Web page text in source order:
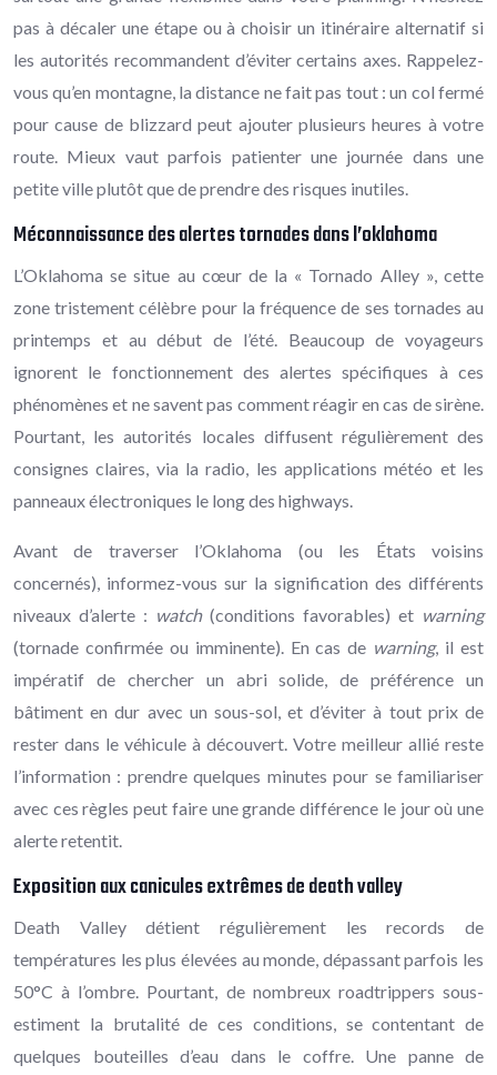
pas à décaler une étape ou à choisir un itinéraire alternatif si
les autorités recommandent d’éviter certains axes. Rappelez-
vous qu’en montagne, la distance ne fait pas tout : un col fermé
pour cause de blizzard peut ajouter plusieurs heures à votre
route. Mieux vaut parfois patienter une journée dans une
petite ville plutôt que de prendre des risques inutiles.
Méconnaissance des alertes tornades dans l’oklahoma
L’Oklahoma se situe au cœur de la « Tornado Alley », cette
zone tristement célèbre pour la fréquence de ses tornades au
printemps et au début de l’été. Beaucoup de voyageurs
ignorent le fonctionnement des alertes spécifiques à ces
phénomènes et ne savent pas comment réagir en cas de sirène.
Pourtant, les autorités locales diffusent régulièrement des
consignes claires, via la radio, les applications météo et les
panneaux électroniques le long des highways.
Avant de traverser l’Oklahoma (ou les États voisins
concernés), informez-vous sur la signification des différents
niveaux d’alerte : watch(conditions favorables) et warning
(tornade confirmée ou imminente). En cas de warning, il est
impératif de chercher un abri solide, de préférence un
bâtiment en dur avec un sous-sol, et d’éviter à tout prix de
rester dans le véhicule à découvert. Votre meilleur allié reste
l’information : prendre quelques minutes pour se familiariser
avec ces règles peut faire une grande différence le jour où une
alerte retentit.
Exposition aux canicules extrêmes de death valley
Death Valley détient régulièrement les records de
températures les plus élevées au monde, dépassant parfois les
50°C à l’ombre. Pourtant, de nombreux roadtrippers sous-
estiment la brutalité de ces conditions, se contentant de
quelques bouteilles d’eau dans le coffre. Une panne de